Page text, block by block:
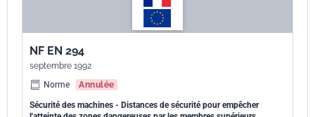
NF EN 294
septembre 1992
Norme
Annulée
Sécurité des machines - Distances de sécurité pour empêcher